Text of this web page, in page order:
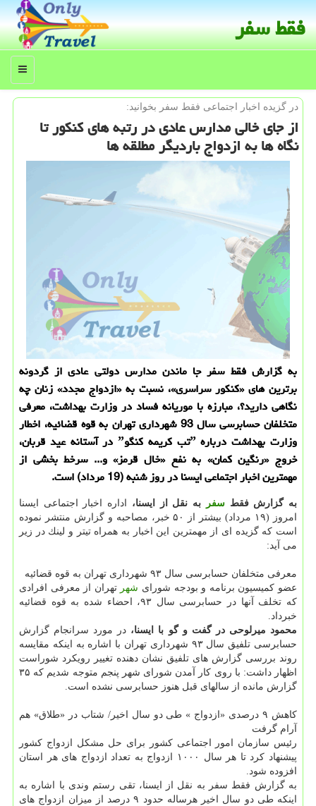
فقط سفر
منو
در گزیده اخبار اجتماعی فقط سفر بخوانید:
از جای خالی مدارس عادی در رتبه های كنكور تا
نگاه ها به ازدواج باردیگر مطلقه ها
به گزارش فقط سفر جا ماندن مدارس دولتی عادی از گردونه
برترین های «كنكور سراسری»، نسبت به «ازدواج مجدد» زنان چه
نگاهی دارید؟، مبارزه با موریانه فساد در وزارت بهداشت، معرفی
متخلفان حسابرسی سال 93 شهرداری تهران به قوه قضائیه، اخطار
وزارت بهداشت درباره ˮتب كریمه كنگوˮ در آستانه عید قربان،
خروج «رنگین كمان» به نفع «خال قرمز» و... سرخط بخشی از
مهمترین اخبار اجتماعی ایسنا در روز شنبه (19 مرداد) است.
به گزارش فقطسفر به نقل از ایسنا، اداره اخبار اجتماعی ایسنا
امروز (۱۹ مرداد) بیشتر از ۵۰ خبر، مصاحبه و گزارش منتشر نموده
است كه گزیده ای از مهمترین این اخبار به همراه تیتر و لینك در زیر
می آید:
معرفی متخلفان حسابرسی سال ۹۳ شهرداری تهران به قوه قضائیه
عضو كمیسیون برنامه و بودجه شورای شهر تهران از معرفی افرادی
كه تخلف آنها در حسابرسی سال ۹۳، احضاء شده به قوه قضائیه
خبرداد.
محمود میرلوحی در گفت و گو با ایسنا، در مورد سرانجام گزارش
حسابرسی تلفیق سال ۹۳ شهرداری تهران با اشاره به اینكه مقایسه
روند بررسی گزارش های تلفیق نشان دهنده تغییر رویكرد شوراست
اظهار داشت: با روی كار آمدن شورای شهر پنجم متوجه شدیم كه ۳۵
گزارش مانده از سالهای قبل هنوز حسابرسی نشده است.
كاهش ۹ درصدی «ازدواج » طی دو سال اخیر/ شتاب در «طلاق» هم
آرام گرفت
رئیس سازمان امور اجتماعی كشور برای حل مشكل ازدواج كشور
پیشنهاد كرد تا هر سال ۱۰۰۰ ازدواج به تعداد ازدواج های هر استان
افزوده شود.
به گزارش فقط سفر به نقل از ایسنا، تقی رستم وندی با اشاره به
اینكه طی دو سال اخیر هرساله حدود ۹ درصد از میزان ازدواج های